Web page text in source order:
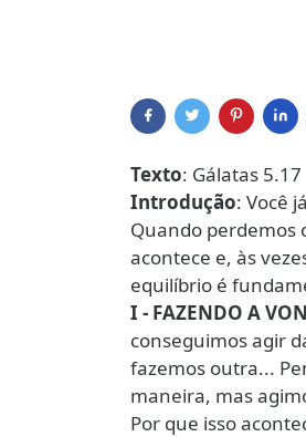
Texto: Gálatas 5.17
Introdução: Você
Quando perdemos
acontece e, às
equilíbrio é
I - FAZENDO A
conseguimos agir
fazemos outra...
maneira, mas
Por que isso